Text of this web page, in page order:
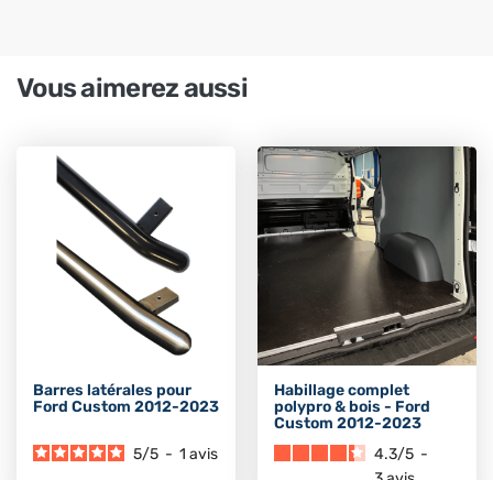
Vous aimerez aussi
Barres latérales pour
Ford Custom 2012-2023
5/5 - 1 avis
Habillage complet
polypro & bois - Ford
Custom 2012-2023
4.3/5 -